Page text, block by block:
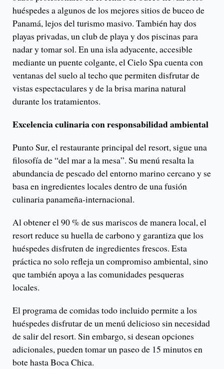
huéspedes a algunos de los mejores sitios de buceo de
Panamá, lejos del turismo masivo. También hay dos
playas privadas, un club de playa y dos piscinas para
nadar y tomar sol. En una isla adyacente, accesible
mediante un puente colgante, el Cielo Spa cuenta con
ventanas del suelo al techo que permiten disfrutar de
vistas espectaculares y de la brisa marina natural
durante los tratamientos.
Excelencia culinaria con responsabilidad ambiental
Punto Sur, el restaurante principal del resort, sigue una
filosofía de “del mar a la mesa”. Su menú resalta la
abundancia de pescado del entorno marino cercano y se
basa en ingredientes locales dentro de una fusión
culinaria panameña-internacional.
Al obtener el 90 % de sus mariscos de manera local, el
resort reduce su huella de carbono y garantiza que los
huéspedes disfruten de ingredientes frescos. Esta
práctica no solo refleja un compromiso ambiental, sino
que también apoya a las comunidades pesqueras
locales.
El programa de comidas todo incluido permite a los
huéspedes disfrutar de un menú delicioso sin necesidad
de salir del resort. Sin embargo, si desean opciones
adicionales, pueden tomar un paseo de 15 minutos en
bote hasta Boca Chica.